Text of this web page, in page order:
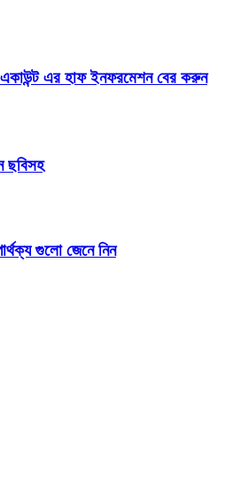
এর হাফ ইনফরমেশন বের করুন
ছবিসহ
গুলো জেনে নিন